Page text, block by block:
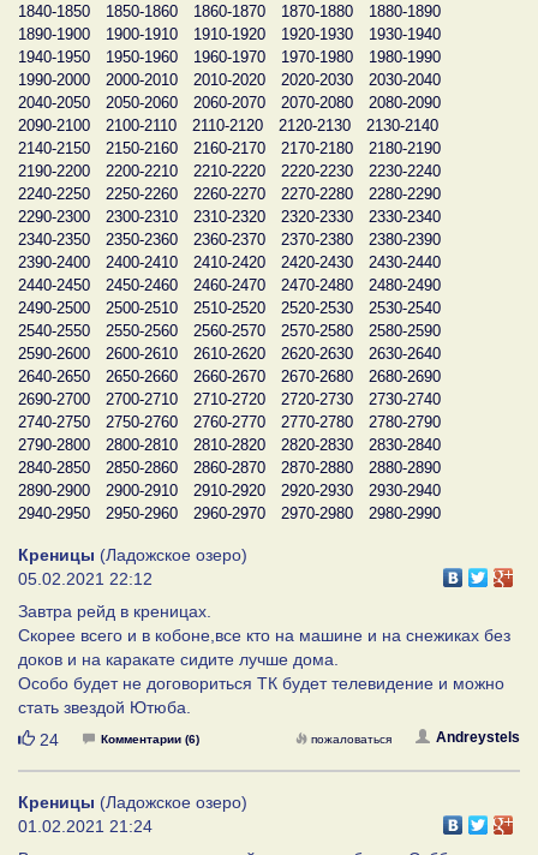
1840-1850
1850-1860 1860-1870 1870-1880
1880-1890
1890-1900
1900-1910 1910-1920 1920-1930
1930-1940
1940-1950
1950-1960 1960-1970 1970-1980
1980-1990
1990-2000
2000-2010 2010-2020 2020-2030
2030-2040
2040-2050
2050-2060 2060-2070 2070-2080
2080-2090
2090-2100
2100-2110 2110-2120 2120-2130
2130-2140
2140-2150
2150-2160 2160-2170 2170-2180
2180-2190
2190-2200
2200-2210 2210-2220 2220-2230
2230-2240
2240-2250
2250-2260 2260-2270 2270-2280
2280-2290
2290-2300
2300-2310 2310-2320 2320-2330
2330-2340
2340-2350
2350-2360 2360-2370 2370-2380
2380-2390
2390-2400
2400-2410 2410-2420 2420-2430
2430-2440
2440-2450
2450-2460 2460-2470 2470-2480
2480-2490
2490-2500
2500-2510 2510-2520 2520-2530
2530-2540
2540-2550
2550-2560 2560-2570 2570-2580
2580-2590
2590-2600
2600-2610 2610-2620 2620-2630
2630-2640
2640-2650
2650-2660 2660-2670 2670-2680
2680-2690
2690-2700
2700-2710 2710-2720 2720-2730
2730-2740
2740-2750
2750-2760 2760-2770 2770-2780
2780-2790
2790-2800
2800-2810 2810-2820 2820-2830
2830-2840
2840-2850
2850-2860 2860-2870 2870-2880
2880-2890
2890-2900
2900-2910 2910-2920 2920-2930
2930-2940
2940-2950
2950-2960 2960-2970 2970-2980 2980-2990
Креницы (Ладожское озеро)
05.02.2021 22:12
Завтра рейд в креницах.
Скорее всего и в кобоне,все кто на машине и на снежиках без
доков и на каракате сидите лучше дома.
Особо будет не договориться ТК будет телевидение и можно
стать звездой Ютюба.
Нравится
24 Комментарии (6) Andreystels
пожаловаться
Креницы (Ладожское озеро)
01.02.2021 21:24